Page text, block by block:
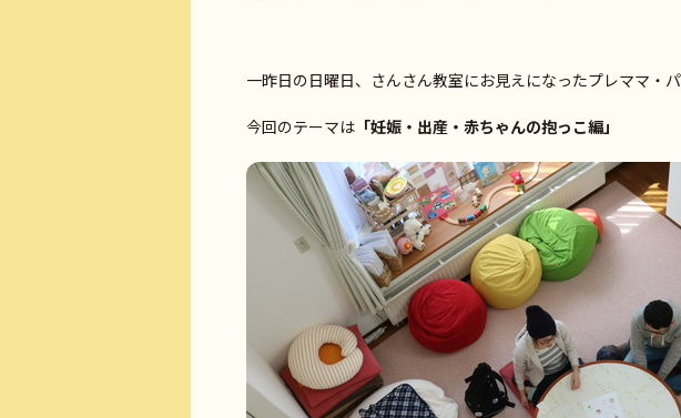
一昨日の日曜日、さんさん教室にお見えになったプレママ・
今回のテーマは 「妊娠・出産・赤ちゃんの抱っこ編」